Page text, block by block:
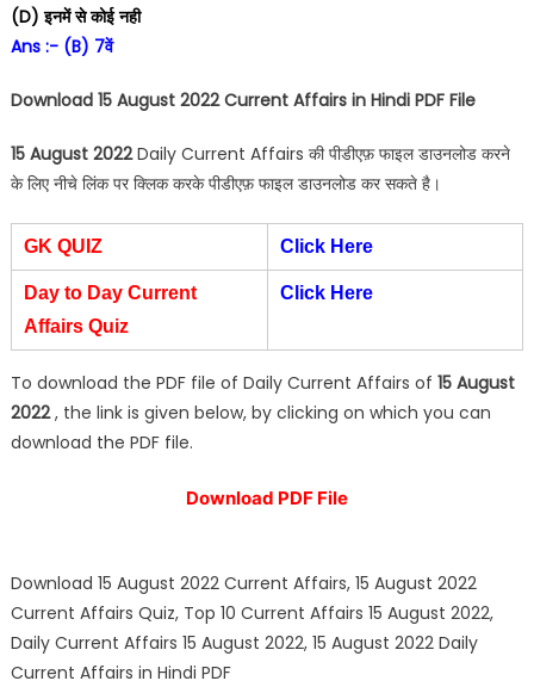
(D) इनमें से कोई नही
Ans :- (B) 7वें
Download 15 August 2022 Current Affairs in Hindi PDF File
15 August 2022Daily Current Affairs की पीडीएफ़ फाइल डाउनलोड करने
के लिए नीचे लिंक पर क्लिक करके पीडीएफ़ फाइल डाउनलोड कर सकते है।
GK QUIZ Click Here
Day to Day Current
Affairs Quiz
Click Here
To download the PDF file of Daily Current Affairs of 15 August
2022, the link is given below, by clicking on which you can
download the PDF file.
Download PDF File
Download 15 August 2022 Current Affairs, 15 August 2022
Current Affairs Quiz, Top 10 Current Affairs 15 August 2022,
Daily Current Affairs 15 August 2022, 15 August 2022 Daily
Current Affairs in Hindi PDF